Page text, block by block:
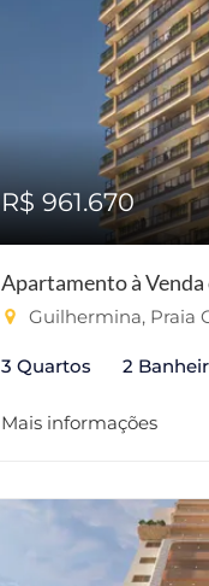
R$ 961.670
Apartamento à Venda
Guilhermina, Praia
3 Quartos 2
Mais informações